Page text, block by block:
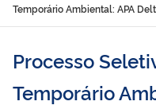
Temporário Ambiental: APA
Processo
Temporário